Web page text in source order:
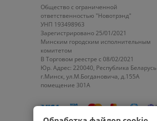
Общество с ограниченной
ответственностью "Новотрэнд"
УНП 193498963
Зарегистрировано 25/01/2021
Минским городским исполнительным
комитетом
В Торговом реестре с 08/02/2021
Юр. Адрес: 220040, Республика Беларусь
г.Минск, ул.М.Богдановича, д.155А
помещение 301А